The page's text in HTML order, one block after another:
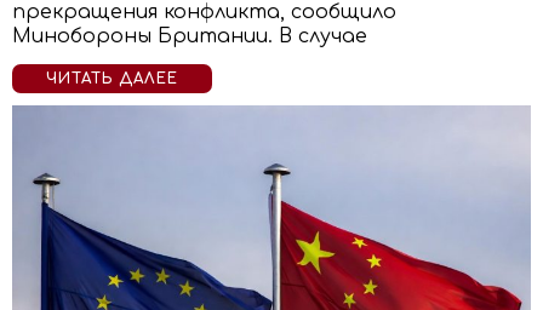
прекращения конфликта, сообщило
Минобороны Британии. В случае
ЧИТАТЬ ДАЛЕЕ